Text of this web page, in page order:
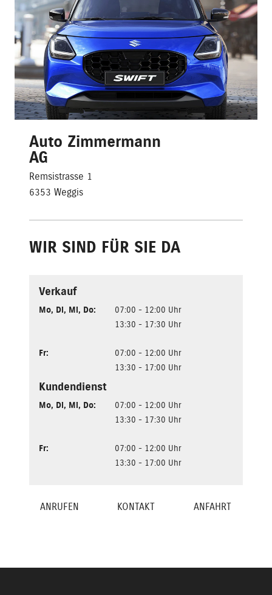
Auto Zimmermann
AG
Remsistrasse 1
6353 Weggis
WIR SIND FÜR SIE DA
Verkauf
Mo, Di, Mi, Do:
07:00 - 12:00 Uhr
13:30 - 17:30 Uhr
Fr:
07:00 - 12:00 Uhr
13:30 - 17:00 Uhr
Kundendienst
Mo, Di, Mi, Do:
07:00 - 12:00 Uhr
13:30 - 17:30 Uhr
Fr:
07:00 - 12:00 Uhr
13:30 - 17:00 Uhr
ANRUFEN KONTAKT ANFAHRT